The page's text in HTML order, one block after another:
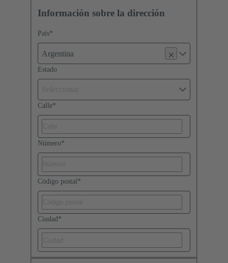
Información sobre la dirección
País*
Argentina
Estado
Calle*
Número*
Código postal *
Ciudad *